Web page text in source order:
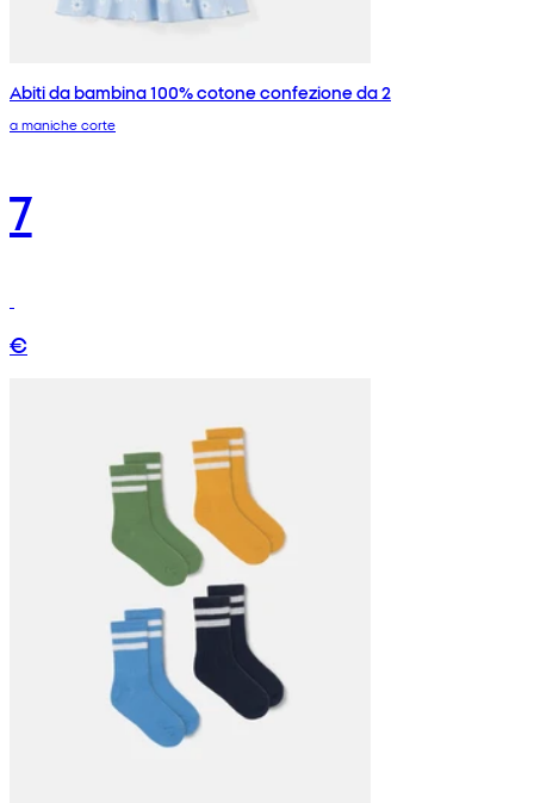
Abiti da bambina 100% cotone confezione da 2
a maniche corte
7
€